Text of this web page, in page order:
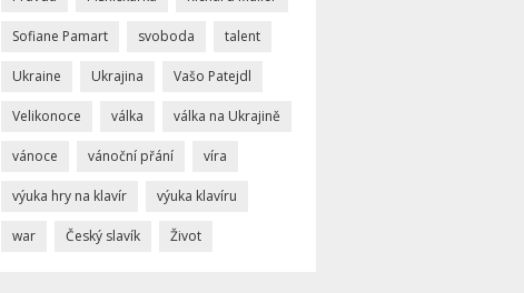
Sofiane Pamart svoboda talent
Ukraine Ukrajina Vašo Patejdl
Velikonoce válka válka na Ukrajině
vánoce vánoční přání víra
výuka hry na klavír výuka klavíru
war Český slavík Život